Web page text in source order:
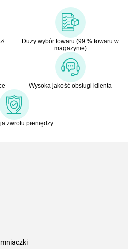
Duży wybór towaru (99 % towaru w
magazynie)
Wysoka jakość obsługi klienta
zwrotu pieniędzy